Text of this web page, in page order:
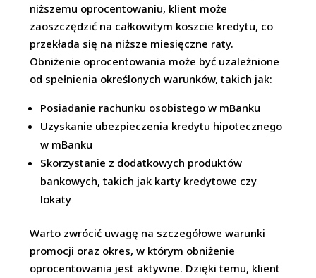
niższemu oprocentowaniu, klient może
zaoszczędzić na całkowitym koszcie kredytu, co
przekłada się na niższe miesięczne raty.
Obniżenie oprocentowania może być uzależnione
od spełnienia określonych warunków, takich jak:
Posiadanie rachunku osobistego w mBanku
Uzyskanie ubezpieczenia kredytu hipotecznego
w mBanku
Skorzystanie z dodatkowych produktów
bankowych, takich jak karty kredytowe czy
lokaty
Warto zwrócić uwagę na szczegółowe warunki
promocji oraz okres, w którym obniżenie
oprocentowania jest aktywne. Dzięki temu, klient